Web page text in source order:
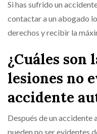
Si has sufrido un
contactar a un abogado
derechos y recibir la
¿Cuáles son
lesiones no
accidente
Después de un
pueden no ser evidentes